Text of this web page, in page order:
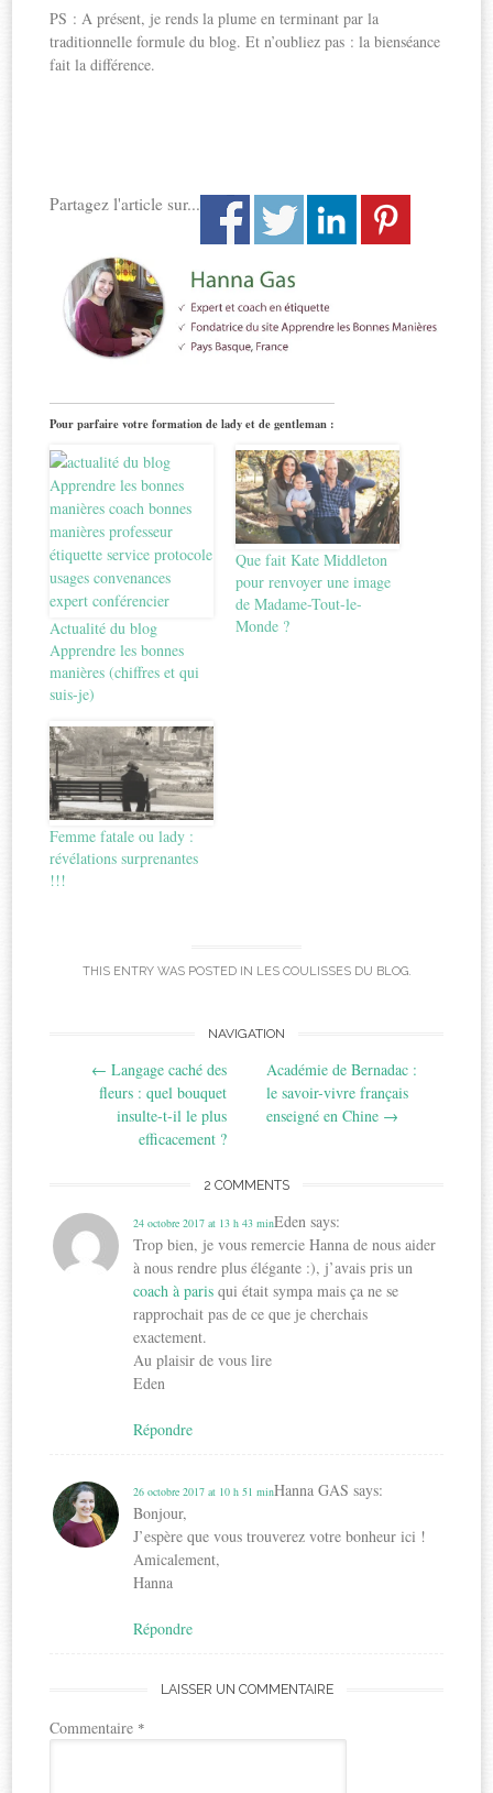
PS : A présent, je rends la plume en terminant par la
traditionnelle formule du blog. Et n’oubliez pas : la bienséance
fait la différence.
Partagez l'article sur...
Pour parfaire votre formation de lady et de gentleman :
Actualité du blog
Apprendre les bonnes
manières (chiffres et qui
suis-je)
Que fait Kate Middleton
pour renvoyer une image
de Madame-Tout-le-
Monde ?
Femme fatale ou lady :
révélations surprenantes
!!!
THIS ENTRY WAS POSTED IN LES COULISSES DU BLOG.
navigation
NAVIGATION
← Langage caché des
fleurs : quel bouquet
insulte-t-il le plus
efficacement ?
Académie de Bernadac :
le savoir-vivre français
enseigné en Chine →
2 COMMENTS
Eden says:
24 octobre 2017 at 13 h 43 min
Trop bien, je vous remercie Hanna de nous aider
à nous rendre plus élégante :), j’avais pris un
coach à paris qui était sympa mais ça ne se
rapprochait pas de ce que je cherchais
exactement.
Au plaisir de vous lire
Eden
Répondre
Hanna GAS says:
26 octobre 2017 at 10 h 51 min
Bonjour,
J’espère que vous trouverez votre bonheur ici !
Amicalement,
Hanna
Répondre
LAISSER UN COMMENTAIRE
Commentaire *